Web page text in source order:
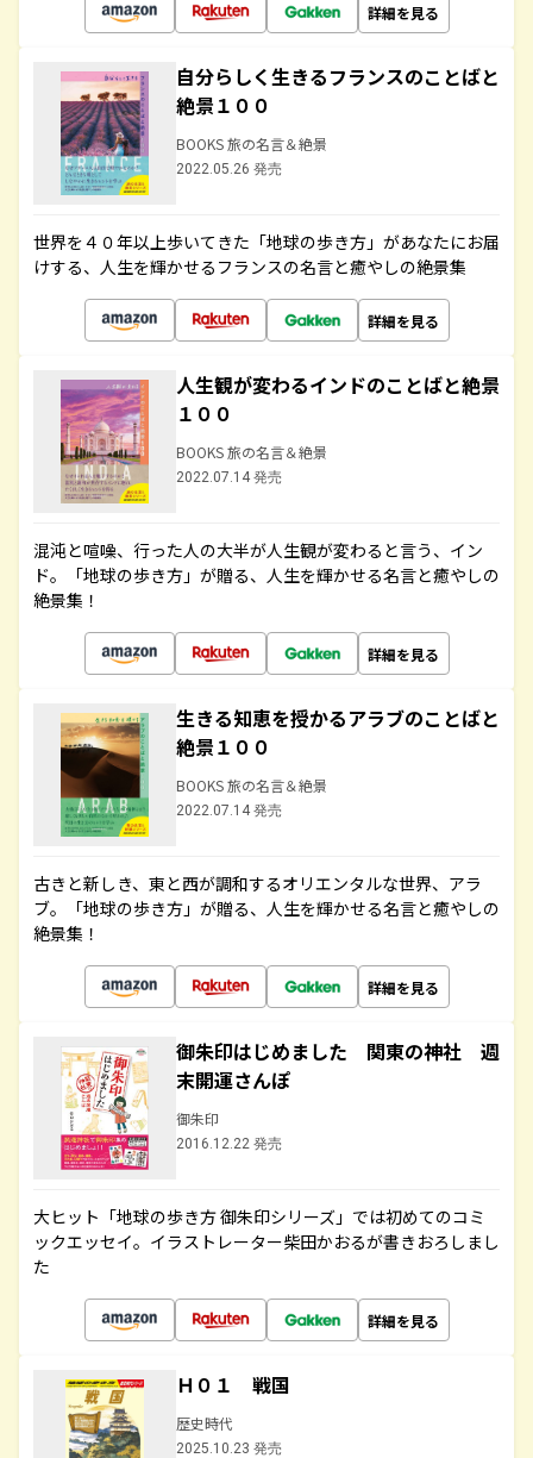
詳細を見る
自分らしく生きるフランスのことばと
絶景１００
BOOKS 旅の名言＆絶景
2022.05.26 発売
世界を４０年以上歩いてきた「地球の歩き方」があなたにお届
けする、人生を輝かせるフランスの名言と癒やしの絶景集
詳細を見る
人生観が変わるインドのことばと絶景
１００
BOOKS 旅の名言＆絶景
2022.07.14 発売
混沌と喧噪、行った人の大半が人生観が変わると言う、イン
ド。「地球の歩き方」が贈る、人生を輝かせる名言と癒やしの
絶景集！
詳細を見る
生きる知恵を授かるアラブのことばと
絶景１００
BOOKS 旅の名言＆絶景
2022.07.14 発売
古きと新しき、東と西が調和するオリエンタルな世界、アラ
ブ。「地球の歩き方」が贈る、人生を輝かせる名言と癒やしの
絶景集！
詳細を見る
御朱印はじめました 関東の神社 週
末開運さんぽ
御朱印
2016.12.22 発売
大ヒット「地球の歩き方 御朱印シリーズ」では初めてのコミ
ックエッセイ。イラストレーター柴田かおるが書きおろしまし
た
詳細を見る
Ｈ０１ 戦国
歴史時代
2025.10.23 発売